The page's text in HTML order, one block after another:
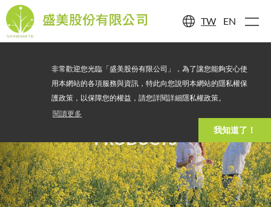
非常歡迎您光臨「盛美股份有限公司」，為了讓您能夠安心使
用本網站的各項服務與資訊，特此向您說明本網站的隱私權保
護政策，以保障您的權益，請您詳閱詳細隱私權政策。
閱讀更多
我知道了！
TW EN
PRODUCTS